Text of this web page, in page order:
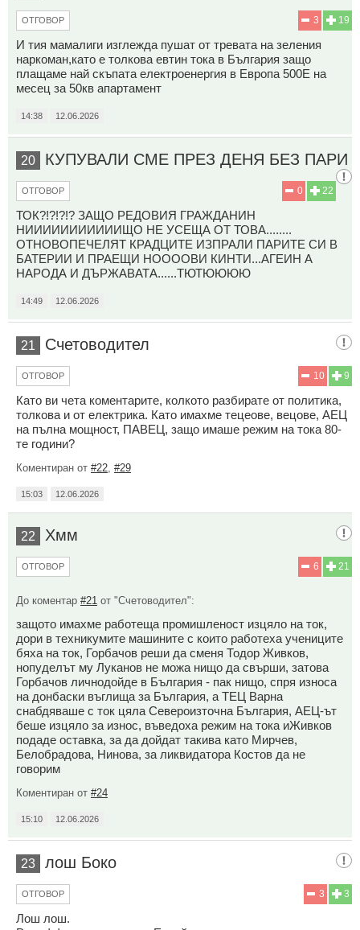
19
3
ОТГОВОР
И тия мамалиги изглежда пушат от тревата на зеления
наркоман,като е толкова евтин тока в България защо
плащаме най скъпата електроенергия в Европа 500Е на
месец за 50кв апартамент
14:38 12.06.2026
20 КУПУВАЛИ СМЕ ПРЕЗ ДЕНЯ БЕЗ ПАРИ
22
0
ОТГОВОР
ТОК?!?!?!? ЗАЩО РЕДОВИЯ ГРАЖДАНИН
НИИИИИИИИИИИЩО НЕ УСЕЩА ОТ ТОВА........
ОТНОВОПЕЧЕЛЯТ КРАДЦИТЕ ИЗПРАЛИ ПАРИТЕ СИ В
БАТЕРИИ И ПРАЕЩИ НООООВИ КИНТИ...АГЕИН А
НАРОДА И ДЪРЖАВАТА......ТЮТЮЮЮЮ
14:49 12.06.2026
21 Счетоводител
9
10
ОТГОВОР
Като ви чета коментарите, колкото разбирате от политика,
толкова и от електрика. Като имахме тецеове, вецове, АЕЦ
на пълна мощност, ПАВЕЦ, защо имаше режим на тока 80-
те години?
Коментиран от #22 #29
15:03 12.06.2026
22 Хмм
21
6
ОТГОВОР
До коментар #21 от "Счетоводител":
защото имахме работеща промишленост изцяло на ток,
дори в техникумите машините с които работеха учениците
бяха на ток, Горбачов реши да сменя Тодор Живков,
нопуделът му Луканов не можа нищо да свърши, затова
Горбачов личнодойде в България - пак нищо, спря износа
на донбаски въглища за България, а ТЕЦ Варна
снабдяваше с ток цяла Североизточна България, АЕЦ-ът
беше изцяло за износ, въведоха режим на тока иЖивков
подаде оставка, за да дойдат такива като Мирчев,
Белобрадова, Нинова, за ликвидатора Костов да не
говорим
Коментиран от #24
15:10 12.06.2026
23 лош Боко
3
3
ОТГОВОР
Лош лош.